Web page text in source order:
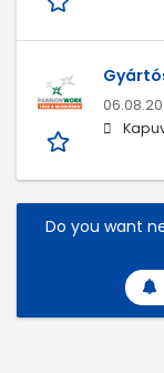
Do you want